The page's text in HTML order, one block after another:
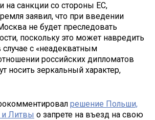
на санкции со стороны ЕС,
заявил, что при введении
не будет преследовать
поскольку это может навредить
случае с «неадекватным
российских дипломатов
носить зеркальный характер,
решение Польши,
и Литвы о запрете на въезд на свою